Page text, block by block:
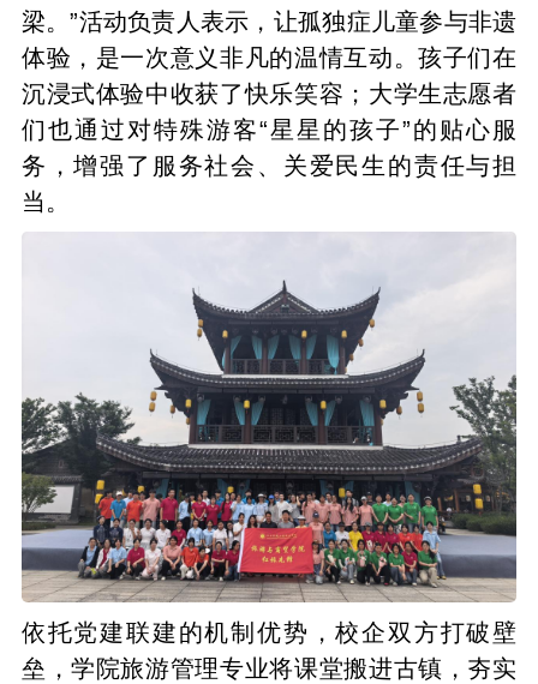
梁。”活动负责人表示，让孤独症儿童参与非遗
体验，是一次意义非凡的温情互动。孩子们在
沉浸式体验中收获了快乐笑容；大学生志愿者
们也通过对特殊游客“星星的孩子”的贴心服
务，增强了服务社会、关爱民生的责任与担
当。
依托党建联建的机制优势，校企双方打破壁
垒，学院旅游管理专业将课堂搬进古镇，夯实